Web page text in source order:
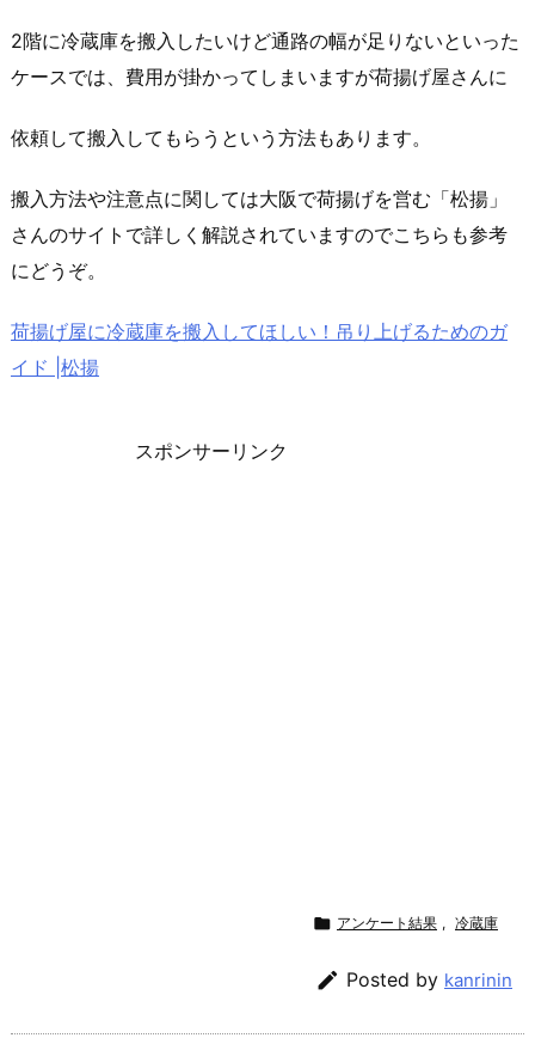
2階に冷蔵庫を搬入したいけど通路の幅が足りないといった
ケースでは、費用が掛かってしまいますが荷揚げ屋さんに
依頼して搬入してもらうという方法もあります。
搬入方法や注意点に関しては大阪で荷揚げを営む「松揚」
さんのサイトで詳しく解説されていますのでこちらも参考
にどうぞ。
荷揚げ屋に冷蔵庫を搬入してほしい！吊り上げるためのガ
イド |松揚
スポンサーリンク
 アンケート結果 , 冷蔵庫
 Posted by kanrinin